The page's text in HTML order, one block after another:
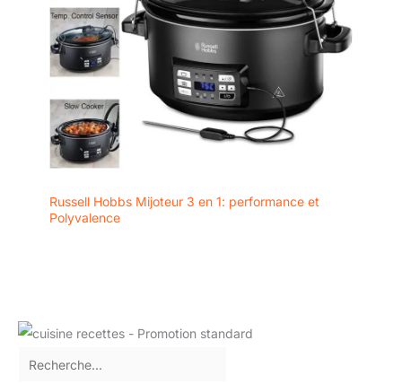
Russell Hobbs Mijoteur 3 en 1: performance et
Polyvalence